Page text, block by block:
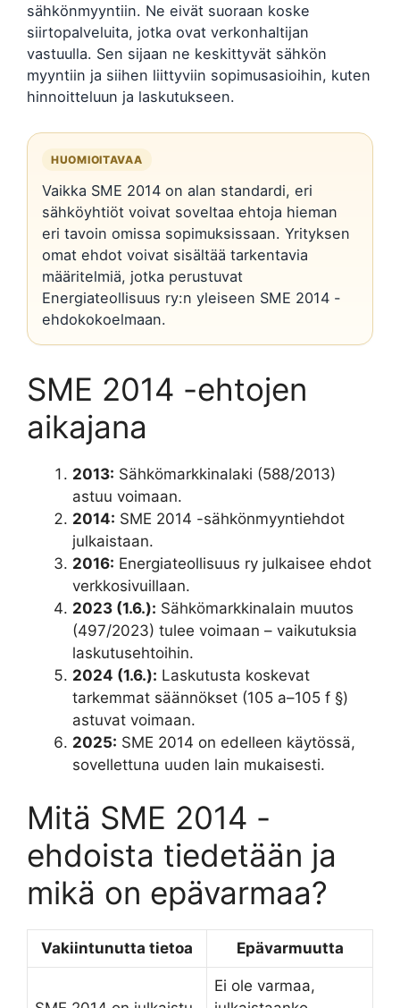
sähkönmyyntiin. Ne eivät suoraan koske
siirtopalveluita, jotka ovat verkonhaltijan
vastuulla. Sen sijaan ne keskittyvät sähkön
myyntiin ja siihen liittyviin sopimusasioihin, kuten
hinnoitteluun ja laskutukseen.
HUOMIOITAVAA
Vaikka SME 2014 on alan standardi, eri
sähköyhtiöt voivat soveltaa ehtoja hieman
eri tavoin omissa sopimuksissaan. Yrityksen
omat ehdot voivat sisältää tarkentavia
määritelmiä, jotka perustuvat
Energiateollisuus ry:n yleiseen SME 2014 -
ehdokokoelmaan.
SME 2014 -ehtojen
aikajana
2013: Sähkömarkkinalaki (588/2013)
astuu voimaan.
2014: SME 2014 -sähkönmyyntiehdot
julkaistaan.
2016: Energiateollisuus ry julkaisee ehdot
verkkosivuillaan.
2023 (1.6.): Sähkömarkkinalain muutos
(497/2023) tulee voimaan – vaikutuksia
laskutusehtoihin.
2024 (1.6.): Laskutusta koskevat
tarkemmat säännökset (105 a–105 f §)
astuvat voimaan.
2025: SME 2014 on edelleen käytössä,
sovellettuna uuden lain mukaisesti.
Mitä SME 2014 -
ehdoista tiedetään ja
mikä on epävarmaa?
Vakiintunutta tietoa Epävarmuutta
Ei ole varmaa,